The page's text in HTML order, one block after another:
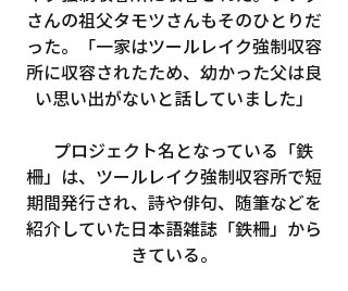
さんの祖父タモツさんもそのひとりだ
った。「一家はツールレイク強制収容
所に収容されたため、幼かった父は良
い思い出がないと話していました」
プロジェクト名となっている「鉄
柵」は、ツールレイク強制収容所で短
期間発行され、詩や俳句、随筆などを
紹介していた日本語雑誌「鉄柵」から
きている。